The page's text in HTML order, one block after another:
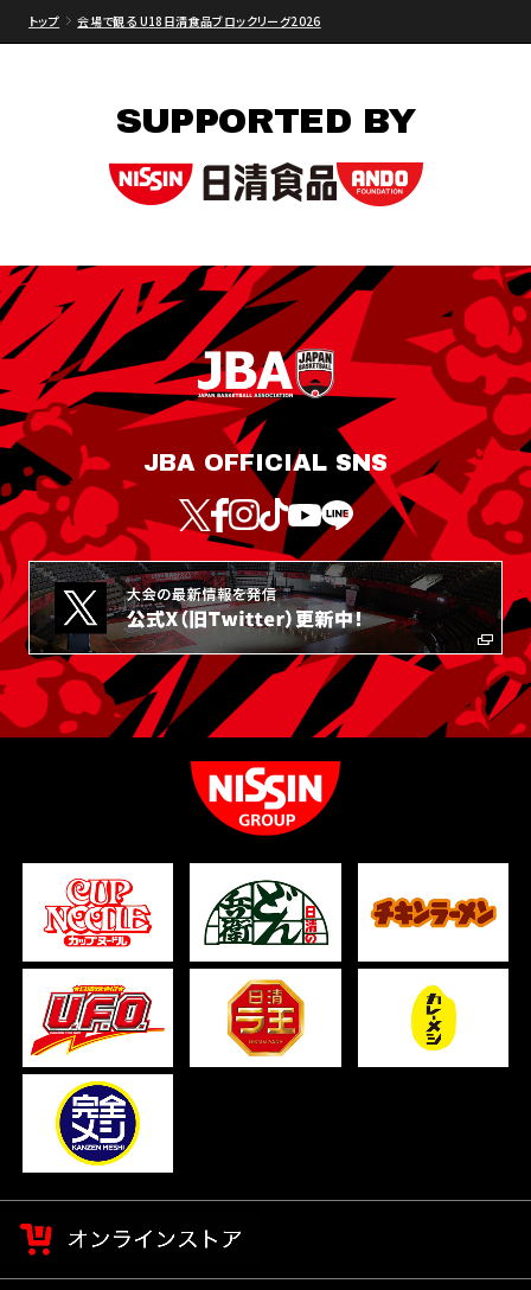
トップ 会場で観る U18日清食品ブロックリーグ2026
SUPPORTED BY
JBA OFFICIAL SNS